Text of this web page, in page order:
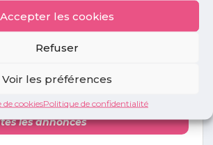
Accepter les cookies
Refuser
Voir les préférences
cookiesPolitique de confidentialité
les annonces